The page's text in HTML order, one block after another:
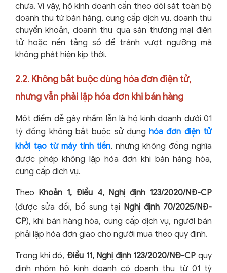
chưa. Vì vậy, hộ kinh doanh cần theo dõi sát toàn bộ
doanh thu từ bán hàng, cung cấp dịch vụ, doanh thu
chuyển khoản, doanh thu qua sàn thương mại điện
tử hoặc nền tảng số để tránh vượt ngưỡng mà
không phát hiện kịp thời.
2.2. Không bắt buộc dùng hóa đơn điện tử,
nhưng vẫn phải lập hóa đơn khi bán hàng
Một điểm dễ gây nhầm lẫn là hộ kinh doanh dưới 01
tỷ đồng không bắt buộc sử dụnghóa đơn điện tử
khởi tạo từ máy tính tiền, nhưng không đồng nghĩa
được phép không lập hóa đơn khi bán hàng hóa,
cung cấp dịch vụ.
Theo Khoản 1, Điều 4, Nghị định 123/2020/NĐ-CP
(được sửa đổi, bổ sung tại Nghị định 70/2025/NĐ-
CP), khi bán hàng hóa, cung cấp dịch vụ, người bán
phải lập hóa đơn giao cho người mua theo quy định.
Trong khi đó, Điều 11, Nghị định 123/2020/NĐ-CP quy
định nhóm hộ kinh doanh có doanh thu từ 01 tỷ